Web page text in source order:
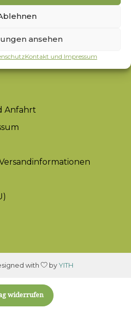
ansehen
Kontakt und Impressum
Anfahrt
with byYITH
widerrufen